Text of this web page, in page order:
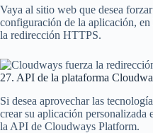
Vaya al sitio web que desea
configuración de la aplicación, en
la redirección HTTPS.
27. API de la plataforma
Si desea aprovechar las
crear su aplicación personalizada
la API de Cloudways Platform.